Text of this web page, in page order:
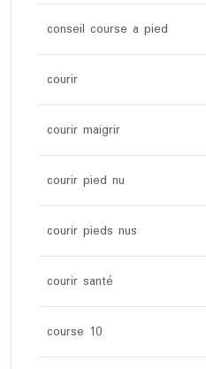
conseil course a pied
courir
courir maigrir
courir pied nu
courir pieds nus
courir santé
course 10